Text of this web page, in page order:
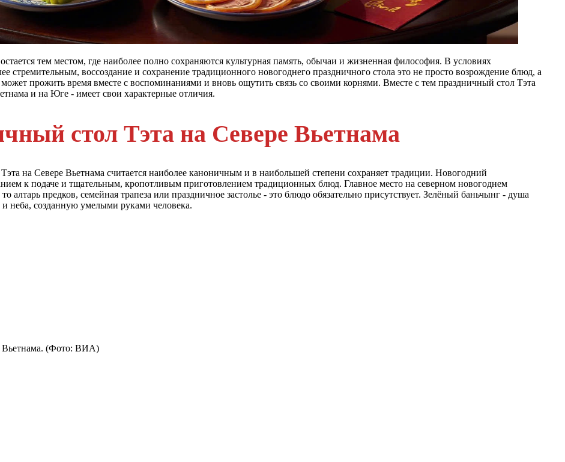
тем местом, где наиболее полно сохраняются культурная память, обычаи и жизненная философия. В условиях
стремительным, воссоздание и сохранение традиционного новогоднего праздничного стола это не просто возрождение блюд, а
прожить время вместе с воспоминаниями и вновь ощутить связь со своими корнями. Вместе с тем праздничный стол Тэта
и на Юге - имеет свои характерные отличия.
стол Тэта на Севере Вьетнама
на Севере Вьетнама считается наиболее каноничным и в наибольшей степени сохраняет традиции. Новогодний
к подаче и тщательным, кропотливым приготовлением традиционных блюд. Главное место на северном новогоднем
алтарь предков, семейная трапеза или праздничное застолье - это блюдо обязательно присутствует. Зелёный баньчынг - душа
неба, созданную умелыми руками человека.
Вьетнама. (Фото: ВИА)